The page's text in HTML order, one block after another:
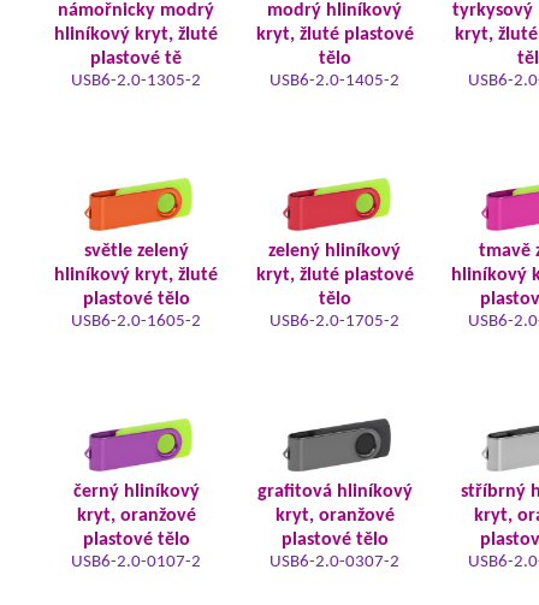
námořnicky modrý
hliníkový kryt, žluté
plastové tě
USB6-2.0-1305-2
modrý hliníkový
kryt, žluté plastové
tělo
USB6-2.0-1405-2
tyrkysový
kryt,
USB6-
světle zelený
hliníkový kryt, žluté
plastové tělo
USB6-2.0-1605-2
zelený hliníkový
kryt, žluté plastové
tělo
USB6-2.0-1705-2
tmavě
hliníkový
USB6-
černý hliníkový
kryt, oranžové
plastové tělo
USB6-2.0-0107-2
grafitová hliníkový
kryt, oranžové
plastové tělo
USB6-2.0-0307-2
stříbrný
kryt,
USB6-